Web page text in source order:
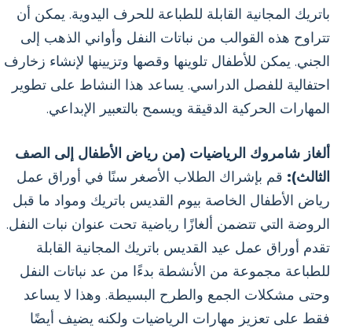
باتريك المجانية القابلة للطباعة للحرف اليدوية. يمكن أن
تتراوح هذه القوالب من نباتات النفل وأواني الذهب إلى
الجني. يمكن للأطفال تلوينها وقصها وتزيينها لإنشاء زخارف
احتفالية للفصل الدراسي. يساعد هذا النشاط على تطوير
المهارات الحركية الدقيقة ويسمح بالتعبير الإبداعي.
ألغاز شامروك الرياضيات (من رياض الأطفال إلى الصف
الثالث): قم بإشراك الطلاب الأصغر سنًا في أوراق عمل
رياض الأطفال الخاصة بيوم القديس باتريك ومواد ما قبل
الروضة التي تتضمن ألغازًا رياضية تحت عنوان نبات النفل.
تقدم أوراق عمل عيد القديس باتريك المجانية القابلة
للطباعة مجموعة من الأنشطة بدءًا من عد نباتات النفل
وحتى مشكلات الجمع والطرح البسيطة. وهذا لا يساعد
فقط على تعزيز مهارات الرياضيات ولكنه يضيف أيضًا